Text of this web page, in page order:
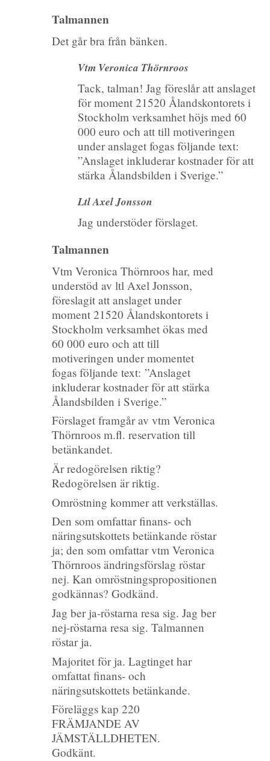
Talmannen
Det går bra från bänken.
Vtm Veronica Thörnroos
Tack, talman! Jag föreslår att anslaget
för moment 21520 Ålandskontorets i
Stockholm verksamhet höjs med 60
000 euro och att till motiveringen
under anslaget fogas följande text:
”Anslaget inkluderar kostnader för att
stärka Ålandsbilden i Sverige.”
Ltl Axel Jonsson
Jag understöder förslaget.
Talmannen
Vtm Veronica Thörnroos har, med
understöd av ltl Axel Jonsson,
föreslagit att anslaget under
moment 21520 Ålandskontorets i
Stockholm verksamhet ökas med
60 000 euro och att till
motiveringen under momentet
fogas följande text: ”Anslaget
inkluderar kostnader för att stärka
Ålandsbilden i Sverige.”
Förslaget framgår av vtm Veronica
Thörnroos m.fl. reservation till
betänkandet.
Är redogörelsen riktig?
Redogörelsen är riktig.
Omröstning kommer att verkställas.
Den som omfattar finans- och
näringsutskottets betänkande röstar
ja; den som omfattar vtm Veronica
Thörnroos ändringsförslag röstar
nej. Kan omröstningspropositionen
godkännas? Godkänd.
Jag ber ja-röstarna resa sig. Jag ber
nej-röstarna resa sig. Talmannen
röstar ja.
Majoritet för ja. Lagtinget har
omfattat finans- och
näringsutskottets betänkande.
Föreläggs kap 220
FRÄMJANDE AV
JÄMSTÄLLDHETEN.
Godkänt.